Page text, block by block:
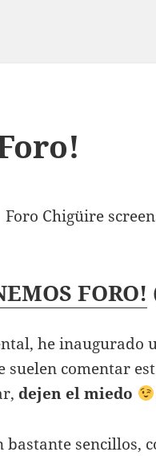
FORO!
he inaugurado
suelen comentar
dejen el miedo
sencillos,